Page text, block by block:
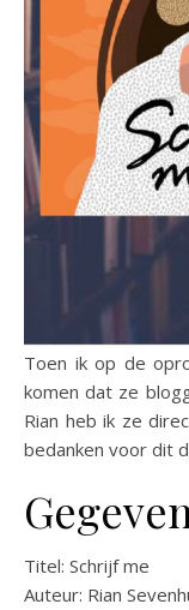
Toen ik op de oproep van Zomer & Keuning voorbij zag
komen dat ze
Rian heb ik ze
bedanken voor dit
Titel: Schrijf me
Auteur: Rian